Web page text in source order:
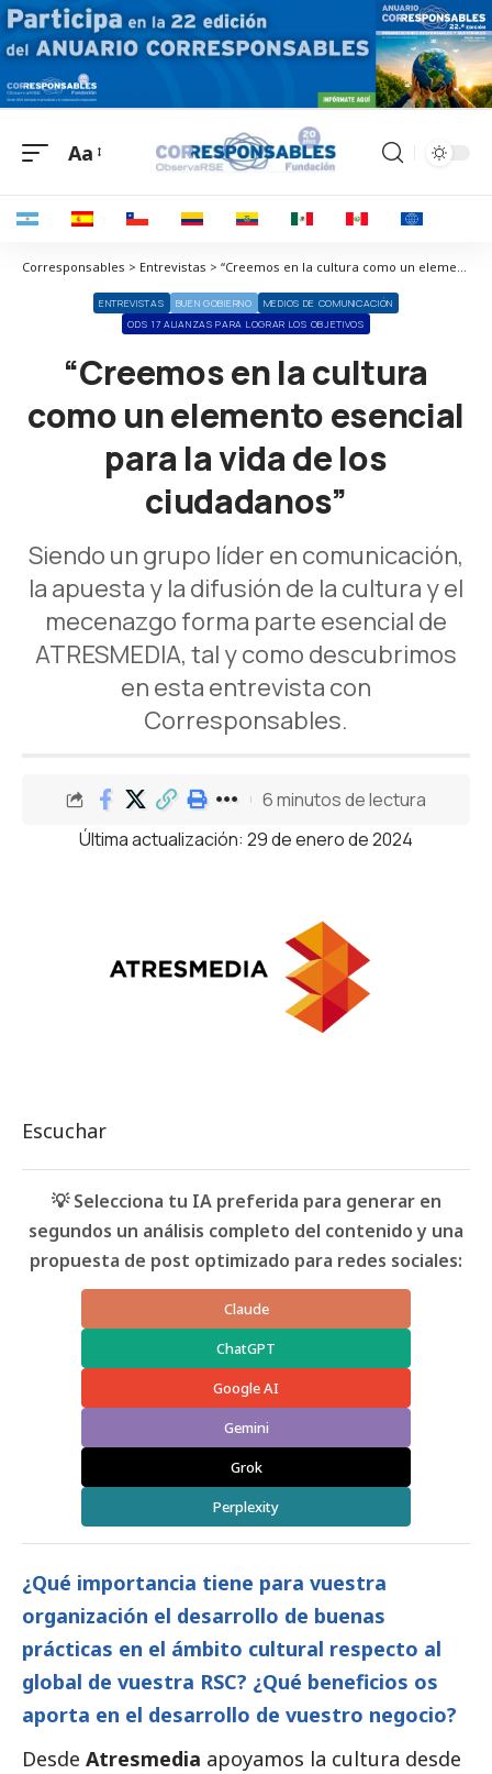
Aa
Corresponsables > Entrevistas > “Creemos en la cultura como un elemento esencial para la vida de los ciudadanos”
ENTREVISTAS BUEN GOBIERNO
MEDIOS DE COMUNICACIÓN
ODS 17 ALIANZAS PARA LOGRAR LOS OBJETIVOS
“Creemos en la cultura
como un elemento esencial
para la vida de los
ciudadanos”
Siendo un grupo líder en comunicación,
la apuesta y la difusión de la cultura y el
mecenazgo forma parte esencial de
ATRESMEDIA, tal y como descubrimos
en esta entrevista con
Corresponsables.
Última actualización: 29 de enero de 2024
6 minutos de lectura
Escuchar
💡 Selecciona tu IA preferida para generar en
segundos un análisis completo del contenido y una
propuesta de post optimizado para redes sociales:
Claude
ChatGPT
Google AI
Gemini
Grok
Perplexity
¿Qué importancia tiene para vuestra
organización el desarrollo de buenas
prácticas en el ámbito cultural respecto al
global de vuestra RSC? ¿Qué beneficios os
aporta en el desarrollo de vuestro negocio?
Desde Atresmedia apoyamos la cultura desde